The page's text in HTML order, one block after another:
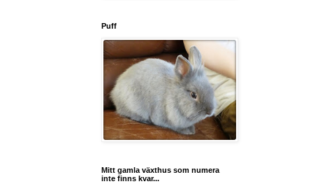
Puff
Mitt gamla växthus som numera
inte finns kvar...